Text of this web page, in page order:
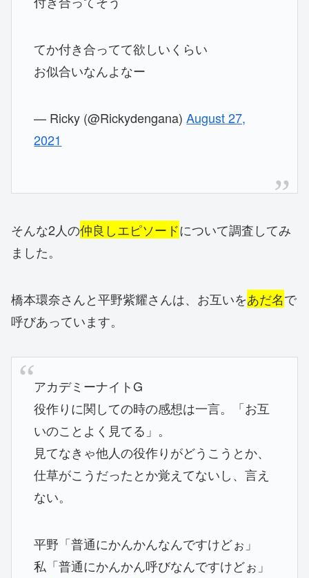
てか付き合ってて欲しいくらい
お似合いなんよなー
— Ricky (@Rickydengana)August 27,
2021
そんな2人の仲良しエピソードについて調査してみ
ました。
橋本環奈さんと平野紫耀さんは、お互いをあだ名で
呼びあっています。
アカデミーナイトG
役作りに関しての時の感想は一言。「お互
いのことよく見てる」。
見てなきゃ他人の役作りがどうこうとか、
仕草がこうだったとか覚えてないし、言え
ない。
平野「普通にかんかんなんですけどぉ」
私「普通にかんかん呼びなんですけどぉ」